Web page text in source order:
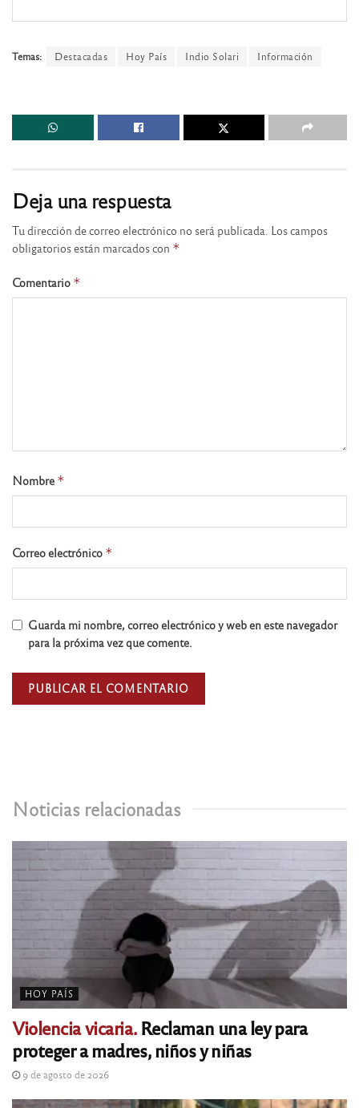
Temas: Destacadas Hoy País Indio Solari Información
Noticias relacionadas
HOY PAÍS
Violencia vicaria.Reclaman una ley para
proteger a madres, niños y niñas
9 de agosto de 2026
Deja una respuesta
Tu dirección de correo electrónico no será publicada. Los campos
obligatorios están marcados con *
Comentario *
Nombre *
Correo electrónico *
Guarda mi nombre, correo electrónico y web en este navegador
para la próxima vez que comente.